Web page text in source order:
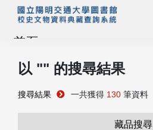
首頁
藏品查詢
以 "" 的搜尋結果
搜尋結果 一共獲得 130 筆資料
藏品搜尋